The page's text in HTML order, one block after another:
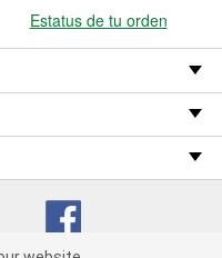
Estatus de tu orden